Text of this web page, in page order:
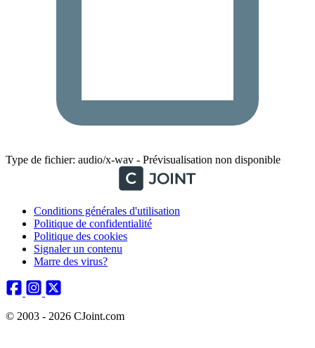
Type de fichier: audio/x-wav - Prévisualisation non disponible
Conditions générales d'utilisation
Politique de confidentialité
Politique des cookies
Signaler un contenu
Marre des virus?
© 2003 - 2026 CJoint.com